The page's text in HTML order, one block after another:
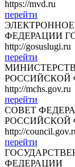
https://mvd.ru
перейти
ФЕДЕРАЦИИ
http://gosuslugi.ru
перейти
РОССИЙСКОЙ
http://mchs.gov.ru
перейти
СОВЕТ
РОССИЙСКОЙ
http://
перейти
ФЕДЕРАЦИИ